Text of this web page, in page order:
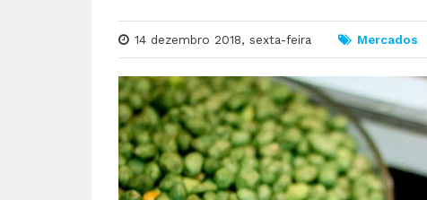
14 dezembro 2018, sexta-feira Mercados